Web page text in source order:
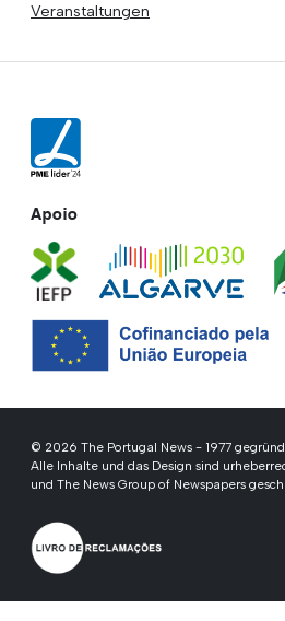
Veranstaltungen
Apoio
© 2026 The Portugal News - 1977
Alle Inhalte und das Design sind
und The News Group of Newspapers